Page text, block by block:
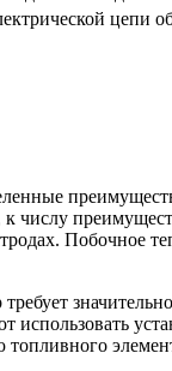
цепи
числу
Побочное
использовать